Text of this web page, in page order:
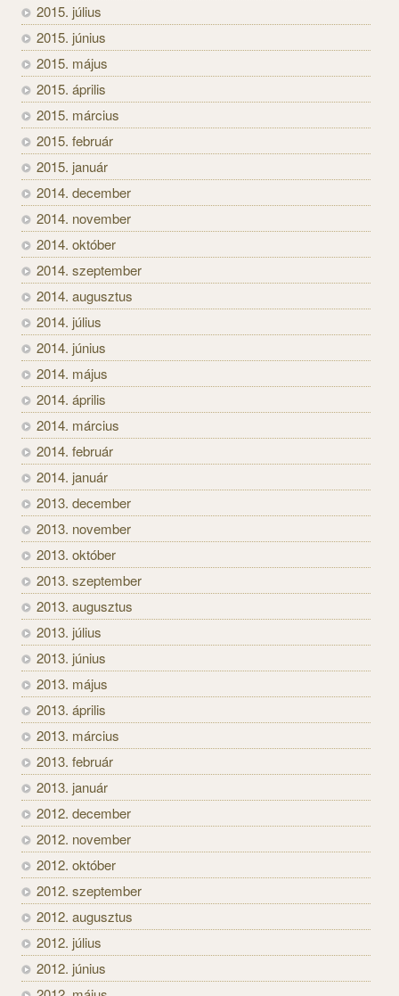
2015. július
2015. június
2015. május
2015. április
2015. március
2015. február
2015. január
2014. december
2014. november
2014. október
2014. szeptember
2014. augusztus
2014. július
2014. június
2014. május
2014. április
2014. március
2014. február
2014. január
2013. december
2013. november
2013. október
2013. szeptember
2013. augusztus
2013. július
2013. június
2013. május
2013. április
2013. március
2013. február
2013. január
2012. december
2012. november
2012. október
2012. szeptember
2012. augusztus
2012. július
2012. június